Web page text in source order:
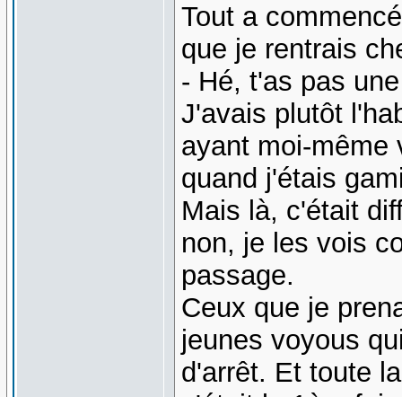
Tout a
que je rentrais
- Hé, t'as pas
J'avais plutôt
ayant moi-même
quand j'étais
Mais là, c'était
non, je les vois
passage.
Ceux que je
jeunes voyous
d'arrêt. Et toute